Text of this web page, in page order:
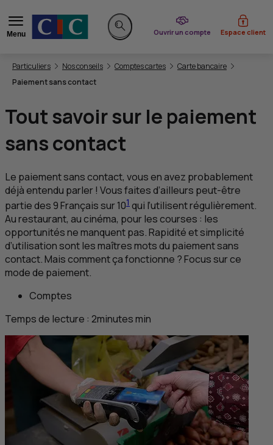
Menu
Rechercher sur le site
Ouvrir un compte
du CIC Espace client
Vous êtes ici:
Particuliers Nos conseils Comptes cartes
Carte bancaire
Paiement sans contact
Tout savoir sur le paiement
sans contact
Le paiement sans contact, vous en avez probablement
déjà entendu parler ! Vous faites d’ailleurs peut-être
partie des 9 Français sur 101 qui l’utilisent régulièrement.
Au restaurant, au cinéma, pour les courses : les
opportunités ne manquent pas. Rapidité et simplicité
d’utilisation sont les maîtres mots du paiement sans
contact. Mais comment ça fonctionne ? Focus sur ce
mode de paiement.
Comptes
Temps de lecture : 2minutesmin